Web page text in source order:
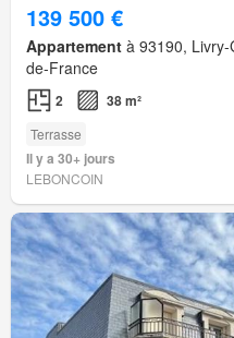
139 500 €
Appartement à 93190,
de-France
2 38 m²
Terrasse
Il y a 30+ jours
LEBONCOIN